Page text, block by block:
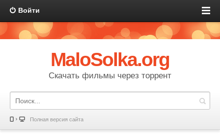
Войти
MaloSolka.org
Скачать фильмы через торрент
Полная версия сайта